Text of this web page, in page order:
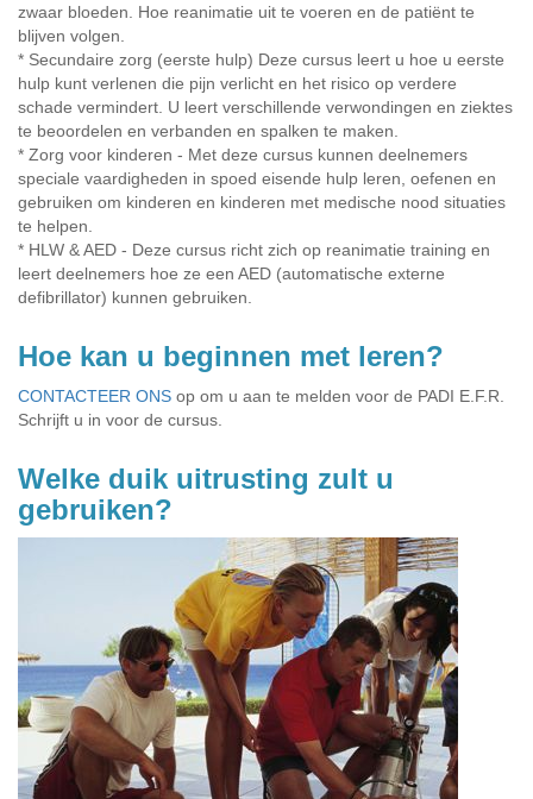
zwaar bloeden. Hoe reanimatie uit te voeren en de patiënt te
blijven volgen.
* Secundaire zorg (eerste hulp) Deze cursus leert u hoe u eerste
hulp kunt verlenen die pijn verlicht en het risico op verdere
schade vermindert. U leert verschillende verwondingen en ziektes
te beoordelen en verbanden en spalken te maken.
* Zorg voor kinderen - Met deze cursus kunnen deelnemers
speciale vaardigheden in spoed eisende hulp leren, oefenen en
gebruiken om kinderen en kinderen met medische nood situaties
te helpen.
* HLW & AED - Deze cursus richt zich op reanimatie training en
leert deelnemers hoe ze een AED (automatische externe
defibrillator) kunnen gebruiken.
Hoe kan u beginnen met leren?
CONTACTEER ONS op om u aan te melden voor de PADI E.F.R.
Schrijft u in voor de cursus.
Welke duik uitrusting zult u
gebruiken?